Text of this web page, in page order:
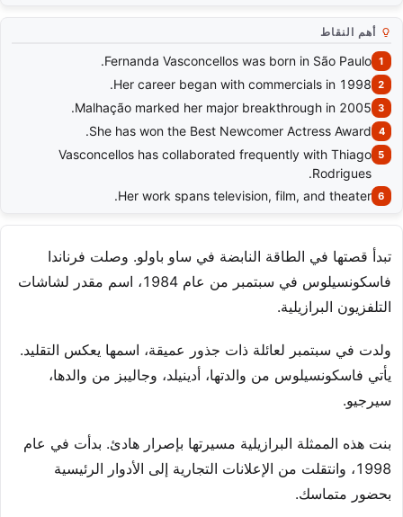
أهم النقاط
Fernanda Vasconcellos was born in São Paulo.
Her career began with commercials in 1998.
Malhação marked her major breakthrough in 2005.
She has won the Best Newcomer Actress Award.
Vasconcellos has collaborated frequently with Thiago
Rodrigues.
Her work spans television, film, and theater.
تبدأ قصتها في الطاقة النابضة في ساو باولو. وصلت فرناندا
فاسكونسيلوس في سبتمبر من عام 1984، اسم مقدر لشاشات
التلفزيون البرازيلية.
ولدت في سبتمبر لعائلة ذات جذور عميقة، اسمها يعكس التقليد.
يأتي فاسكونسيلوس من والدتها، أدينيلد، وجاليبز من والدها،
سيرجيو.
بنت هذه الممثلة البرازيلية مسيرتها بإصرار هادئ. بدأت في عام
1998، وانتقلت من الإعلانات التجارية إلى الأدوار الرئيسية
بحضور متماسك.